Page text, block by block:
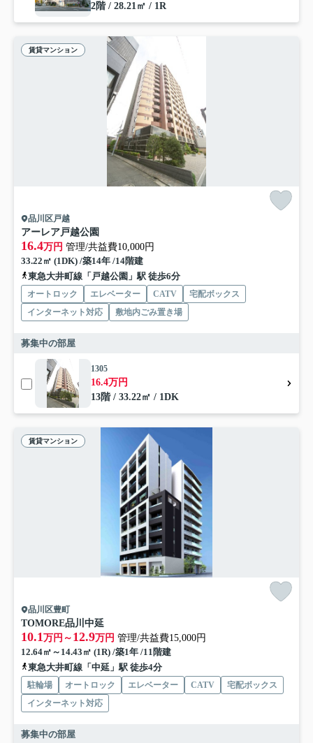
2階 / 28.21㎡ / 1R
賃貸マンション
品川区戸越
アーレア戸越公園
16.4万円 管理/共益費10,000円
33.22㎡ (1DK) /築14年 /14階建
東急大井町線「戸越公園」駅 徒歩6分
オートロック エレベーター CATV
宅配ボックス
インターネット対応
敷地内ごみ置き場
募集中の部屋
1305
16.4万円
13階 / 33.22㎡ / 1DK
賃貸マンション
品川区豊町
TOMORE品川中延
10.1万円～ 12.9万円 管理/共益費15,000円
12.64㎡～14.43㎡ (1R) /築1年 /11階建
東急大井町線「中延」駅 徒歩4分
駐輪場 オートロック エレベーター CATV
宅配ボックス
インターネット対応
募集中の部屋